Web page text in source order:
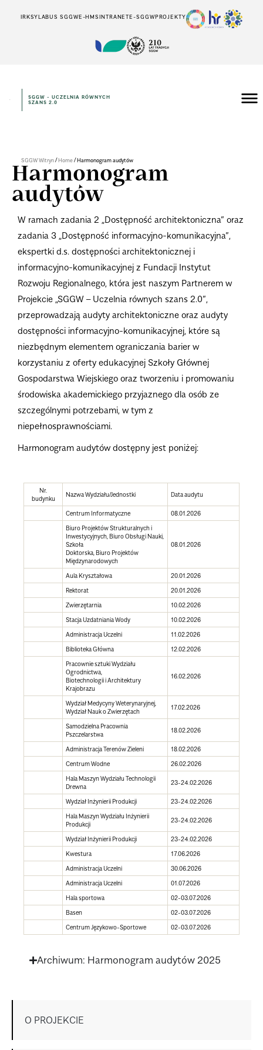
IRKSYLABUS SGGWE-HMSINTRANETE-SGGWPROJEKTY
SGGW - UCZELNIA RÓWNYCH
SZANS 2.0
O PROJEKCIE
SGGW Witryn/Home/Harmonogram audytów
Harmonogram
audytów
W ramach zadania 2 „Dostępność architektoniczna” oraz
zadania 3 „Dostępność informacyjno-komunikacyjna”,
ekspertki d.s. dostępności architektonicznej i
informacyjno-komunikacyjnej z Fundacji Instytut
Rozwoju Regionalnego, która jest naszym Partnerem w
Projekcie „SGGW – Uczelnia równych szans 2.0”,
przeprowadzają audyty architektoniczne oraz audyty
dostępności informacyjno-komunikacyjnej, które są
niezbędnym elementem ograniczania barier w
korzystaniu z oferty edukacyjnej Szkoły Głównej
Gospodarstwa Wiejskiego oraz tworzeniu i promowaniu
środowiska akademickiego przyjaznego dla osób ze
szczególnymi potrzebami, w tym z
niepełnosprawnościami.
Harmonogram audytów dostępny jest poniżej:
Nr.
budynku
Nazwa Wydziału/Jednostki Data audytu
Centrum Informatyczne 08.01.2026
Biuro Projektów Strukturalnych i
Inwestycyjnych, Biuro Obsługi Nauki,
Szkoła
Doktorska, Biuro Projektów
Międzynarodowych
08.01.2026
Aula Kryształowa 20.01.2026
Rektorat 20.01.2026
Zwierzętarnia 10.02.2026
Stacja Uzdatniania Wody 10.02.2026
Administracja Uczelni 11.02.2026
Biblioteka Główna 12.02.2026
Pracownie sztuki Wydziału
Ogrodnictwa,
Biotechnologii i Architektury
Krajobrazu
16.02.2026
Wydział Medycyny Weterynaryjnej,
Wydział Nauk o Zwierzętach
17.02.2026
Samodzielna Pracownia
Pszczelarstwa
18.02.2026
Administracja Terenów Zieleni 18.02.2026
Centrum Wodne 26.02.2026
Hala Maszyn Wydziału Technologii
Drewna
23-24.02.2026
Wydział Inżynierii Produkcji 23-24.02.2026
Hala Maszyn Wydziału Inżynierii
Produkcji
23-24.02.2026
Wydział Inżynierii Produkcji 23-24.02.2026
Kwestura 17.06.2026
Administracja Uczelni 30.06.2026
Administracja Uczelni 01.07.2026
Hala sportowa 02-03.07.2026
Basen 02-03.07.2026
Centrum Językowo-Sportowe 02-03.07.2026
Archiwum: Harmonogram audytów 2025